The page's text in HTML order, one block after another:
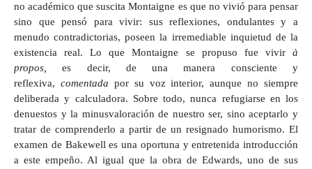
no académico que suscita Montaigne es que no vivió para pensar
sino que pensó para vivir: sus reflexiones, ondulantes y a
menudo contradictorias, poseen la irremediable inquietud de la
existencia real. Lo que Montaigne se propuso fue vivir à
propos, es decir, de una manera consciente y
reflexiva, comentada por su voz interior, aunque no siempre
deliberada y calculadora. Sobre todo, nunca refugiarse en los
denuestos y la minusvaloración de nuestro ser, sino aceptarlo y
tratar de comprenderlo a partir de un resignado humorismo. El
examen de Bakewell es una oportuna y entretenida introducción
a este empeño. Al igual que la obra de Edwards, uno de sus